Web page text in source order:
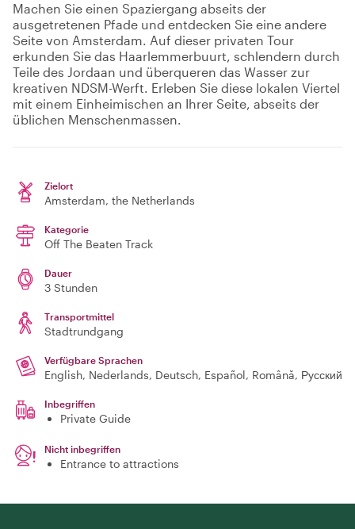
Machen Sie einen Spaziergang abseits der
ausgetretenen Pfade und entdecken Sie eine andere
Seite von Amsterdam. Auf dieser privaten Tour
erkunden Sie das Haarlemmerbuurt, schlendern durch
Teile des Jordaan und überqueren das Wasser zur
kreativen NDSM-Werft. Erleben Sie diese lokalen Viertel
mit einem Einheimischen an Ihrer Seite, abseits der
üblichen Menschenmassen.
Zielort
Amsterdam, the Netherlands
Kategorie
Off The Beaten Track
Dauer
3 Stunden
Transportmittel
Stadtrundgang
Verfügbare Sprachen
English, Nederlands, Deutsch, Español, Română, Русский
Inbegriffen
Private Guide
Nicht inbegriffen
Entrance to attractions